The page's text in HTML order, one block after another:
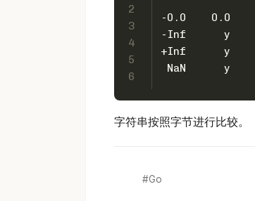
2
3
4
5
6
-0.0    0.0
-Inf      y
+Inf      y
NaN      y
字符串按照字节进行比较。
Go